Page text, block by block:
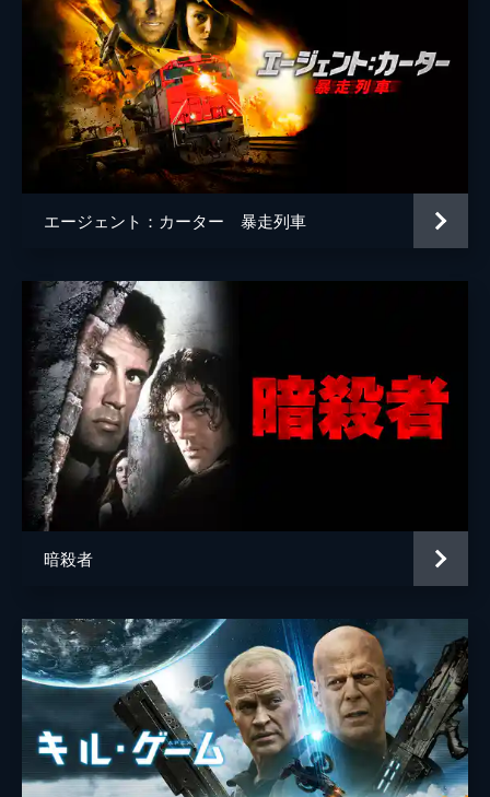
脚本 マイク・メイプルズ
音楽 ティム・ジョーンズ
製作 ランドール・エメット
ジョージ・ファーラ
マーク・スチュワート
エージェント：カーター 暴走列車
暗殺者